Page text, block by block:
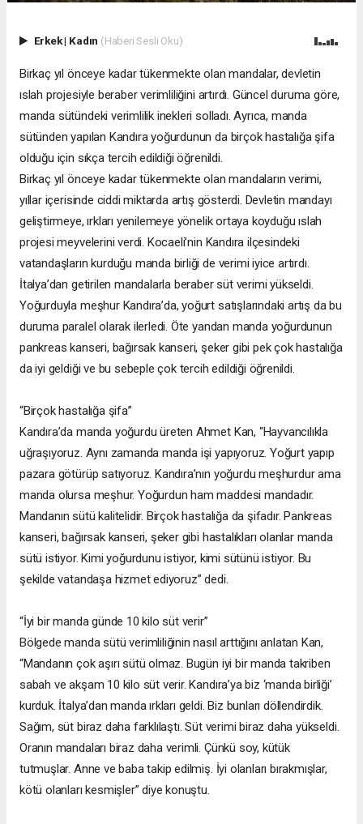
Erkek| Kadın (Haberi Sesli Oku)
Birkaç yıl önceye kadar tükenmekte olan mandalar, devletin
ıslah projesiyle beraber verimliliğini artırdı. Güncel duruma göre,
manda sütündeki verimlilik inekleri solladı. Ayrıca, manda
sütünden yapılan Kandıra yoğurdunun da birçok hastalığa şifa
olduğu için sıkça tercih edildiği öğrenildi.
Birkaç yıl önceye kadar tükenmekte olan mandaların verimi,
yıllar içerisinde ciddi miktarda artış gösterdi. Devletin mandayı
geliştirmeye, ırkları yenilemeye yönelik ortaya koyduğu ıslah
projesi meyvelerini verdi. Kocaeli’nin Kandıra ilçesindeki
vatandaşların kurduğu manda birliği de verimi iyice artırdı.
İtalya’dan getirilen mandalarla beraber süt verimi yükseldi.
Yoğurduyla meşhur Kandıra’da, yoğurt satışlarındaki artış da bu
duruma paralel olarak ilerledi. Öte yandan manda yoğurdunun
pankreas kanseri, bağırsak kanseri, şeker gibi pek çok hastalığa
da iyi geldiği ve bu sebeple çok tercih edildiği öğrenildi.
“Birçok hastalığa şifa”
Kandıra’da manda yoğurdu üreten Ahmet Kan, “Hayvancılıkla
uğraşıyoruz. Aynı zamanda manda işi yapıyoruz. Yoğurt yapıp
pazara götürüp satıyoruz. Kandıra’nın yoğurdu meşhurdur ama
manda olursa meşhur. Yoğurdun ham maddesi mandadır.
Mandanın sütü kalitelidir. Birçok hastalığa da şifadır. Pankreas
kanseri, bağırsak kanseri, şeker gibi hastalıkları olanlar manda
sütü istiyor. Kimi yoğurdunu istiyor, kimi sütünü istiyor. Bu
şekilde vatandaşa hizmet ediyoruz” dedi.
“İyi bir manda günde 10 kilo süt verir”
Bölgede manda sütü verimliliğinin nasıl arttığını anlatan Kan,
“Mandanın çok aşırı sütü olmaz. Bugün iyi bir manda takriben
sabah ve akşam 10 kilo süt verir. Kandıra’ya biz ‘manda birliği’
kurduk. İtalya’dan manda ırkları geldi. Biz bunları döllendirdik.
Sağım, süt biraz daha farklılaştı. Süt verimi biraz daha yükseldi.
Oranın mandaları biraz daha verimli. Çünkü soy, kütük
tutmuşlar. Anne ve baba takip edilmiş. İyi olanları bırakmışlar,
kötü olanları kesmişler” diye konuştu.